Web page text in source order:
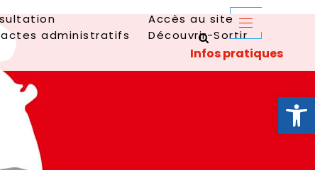
Ouvrir
administratifs
Accès au site
Découvrir-Sortir